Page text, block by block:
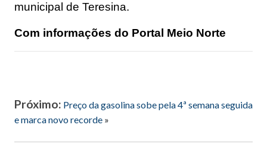
municipal de Teresina.
Com informações do Portal Meio Norte
Próximo: Preço da gasolina sobe pela 4ª semana seguida
e marca novo recorde »